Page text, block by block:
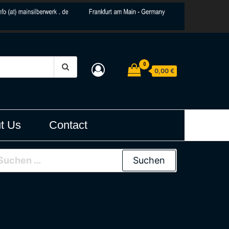
0
0,00 €
Us Contact
nach: